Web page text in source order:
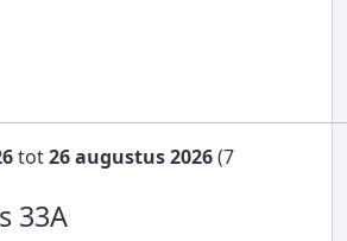
tot26 augustus 2026(7
33A